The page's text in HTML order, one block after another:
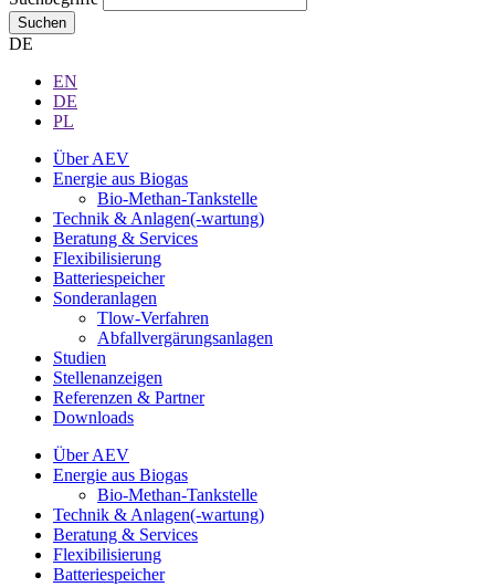
Suchen
DE
EN
DE
PL
Über AEV
Energie aus Biogas
Bio-Methan-Tankstelle
Technik & Anlagen(-wartung)
Beratung & Services
Flexibilisierung
Batteriespeicher
Sonderanlagen
Tlow-Verfahren
Abfallvergärungsanlagen
Studien
Stellenanzeigen
Referenzen & Partner
Downloads
Über AEV
Energie aus Biogas
Bio-Methan-Tankstelle
Technik & Anlagen(-wartung)
Beratung & Services
Flexibilisierung
Batteriespeicher